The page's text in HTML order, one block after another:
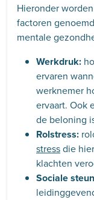
Hieronder
factoren
mentale
Werkdruk:
ervaren
werknemer
ervaart. Ook
de beloning
Rolstress:
stressdie
klachten
Sociale